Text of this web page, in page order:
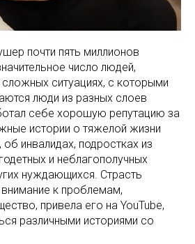
почти пять миллионов
число людей,
ситуациях, с которыми
люди из разных слоев
себе хорошую репутацию за
истории о тяжелой жизни
инвалидах, подростках из
и неблагополучных
нуждающихся. Страсть
к проблемам,
привела его на YouTube,
различными историями со